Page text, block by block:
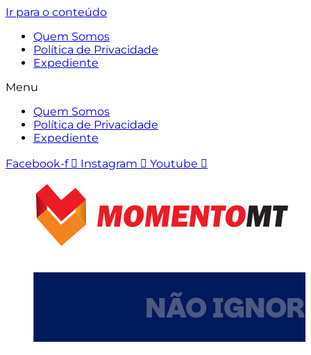
Ir para o conteúdo
Quem Somos
Política de Privacidade
Expediente
Menu
Quem Somos
Política de Privacidade
Expediente
Facebook-f
Instagram Youtube